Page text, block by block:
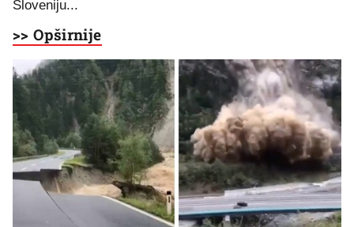
Sloveniju...
>> Opširnije